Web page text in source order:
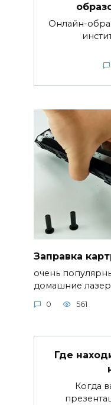
Онлайн-
Заправка
очень
домашние
0 561
Где
Когда